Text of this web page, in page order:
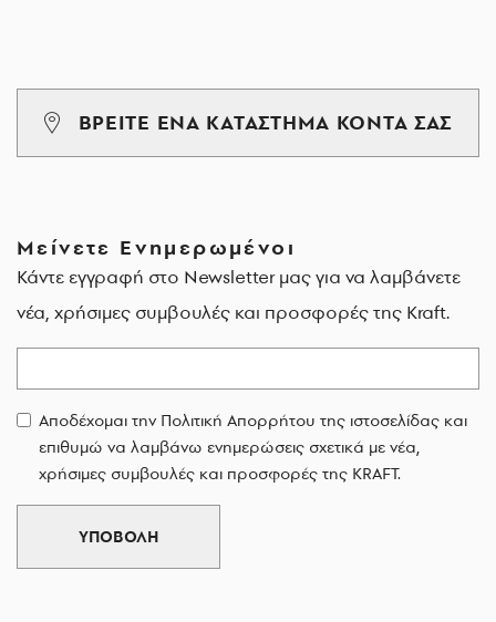
ΒΡΕΙΤΕ ΕΝΑ ΚΑΤΑΣΤΗΜΑ ΚΟΝΤΑ ΣΑΣ
Μείνετε Ενημερωμένοι
Κάντε εγγραφή στο Newsletter μας για να λαμβάνετε
νέα, χρήσιμες συμβουλές και προσφορές της Kraft.
Αποδέχομαι την Πολιτική Απορρήτου της ιστοσελίδας και
επιθυμώ να λαμβάνω ενημερώσεις σχετικά με νέα,
χρήσιμες συμβουλές και προσφορές της KRAFT.
ΥΠΟΒΟΛΗ